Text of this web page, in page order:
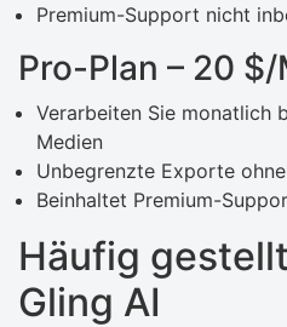
Premium-Support nicht
Pro-Plan – 20
Verarbeiten Sie monatlich
Medien
Unbegrenzte Exporte
Beinhaltet Premium-
Häufig
Gling AI